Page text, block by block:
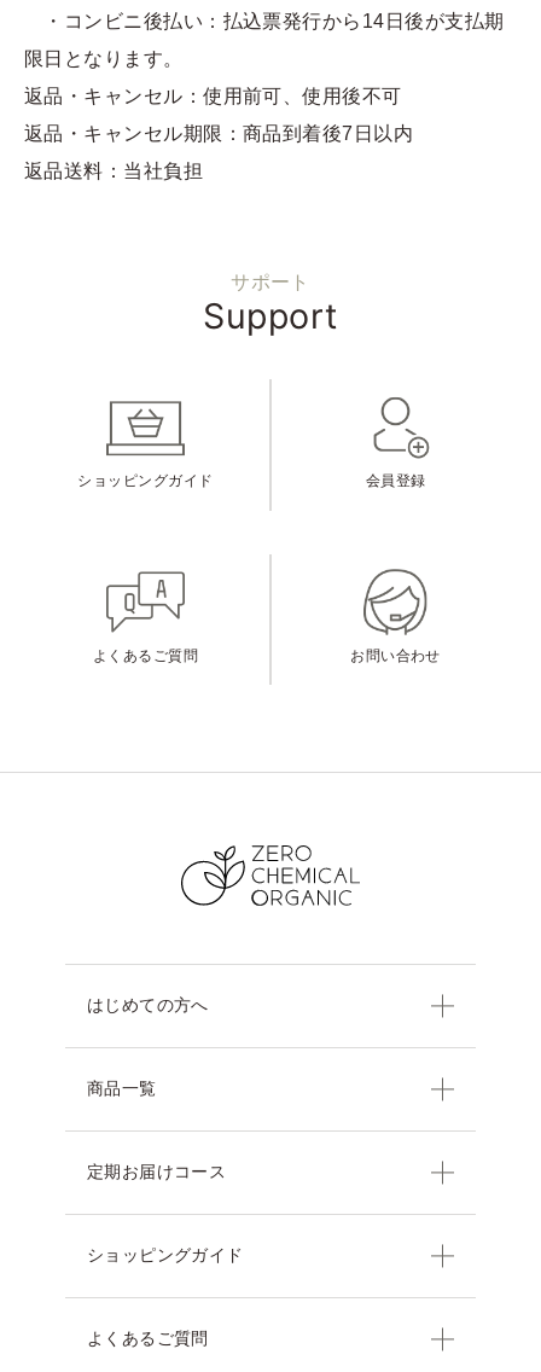
・コンビニ後払い：払込票発行から14日後が支払期
限日となります。
返品・キャンセル：使用前可、使用後不可
返品・キャンセル期限：商品到着後7日以内
返品送料：当社負担
サポート
Support
ショッピングガイド 会員登録
よくあるご質問 お問い合わせ
はじめての方へ
商品一覧
定期お届けコース
ショッピングガイド
よくあるご質問